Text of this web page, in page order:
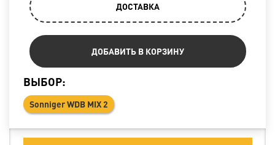
ДОСТАВКА
ДОБАВИТЬ В КОРЗИНУ
ВЫБОР:
Sonniger WDB MIX 2